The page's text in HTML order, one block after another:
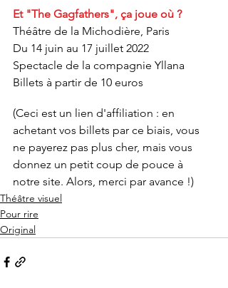
Et "The Gagfathers", ça joue où ?
Théâtre de la Michodière, Paris
Du 14 juin au 17 juillet 2022
Spectacle de la compagnie Yllana
Billets à partir de 10 euros
(Ceci est un lien d'affiliation : en
achetant vos billets par ce biais, vous
ne payerez pas plus cher, mais vous
donnez un petit coup de pouce à
notre site. Alors, merci par avance !)
Théâtre visuel
Pour rire
Original